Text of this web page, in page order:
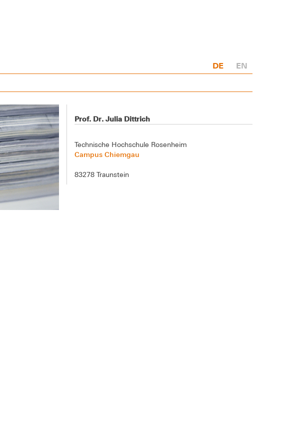
DE EN
Prof. Dr. Julia Dittrich
Technische Hochschule Rosenheim
Campus Chiemgau
83278 Traunstein